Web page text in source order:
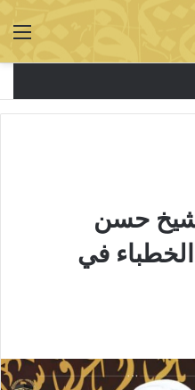
حسن
الخطباء في